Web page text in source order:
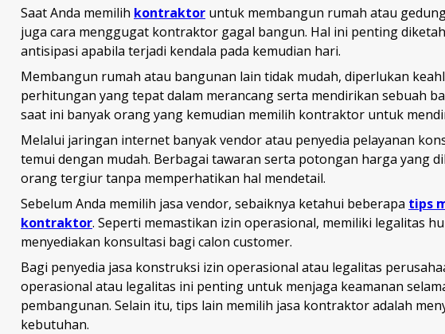
Saat Anda memilih kontraktor untuk membangun rumah atau
juga cara menggugat kontraktor gagal bangun. Hal ini penting
antisipasi apabila terjadi kendala pada kemudian hari.
Membangun rumah atau bangunan lain tidak mudah, diperlukan
perhitungan yang tepat dalam merancang serta mendirikan sebuah
saat ini banyak orang yang kemudian memilih kontraktor untuk
Melalui jaringan internet banyak vendor atau penyedia pelayanan
temui dengan mudah. Berbagai tawaran serta potongan harga yang
orang tergiur tanpa memperhatikan hal mendetail.
Sebelum Anda memilih jasa vendor, sebaiknya ketahui beberapa tips
kontraktor. Seperti memastikan izin operasional, memiliki legalitas
menyediakan konsultasi bagi calon customer.
Bagi penyedia jasa konstruksi izin operasional atau legalitas
operasional atau legalitas ini penting untuk menjaga keamanan
pembangunan. Selain itu, tips lain memilih jasa kontraktor adalah
kebutuhan.